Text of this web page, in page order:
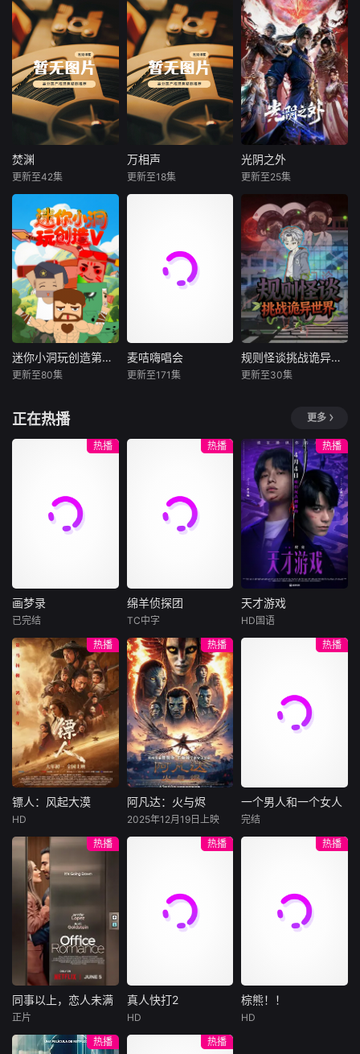
守纪的好
动物，奔赴
奇妙萌可第7季
豆苗与白熊吞吞、
水獭蛋挞开启极地
探险，广袤冰原上
发生诸多温暖治愈
的小故事。调皮企
鹅切尔西一路尾随
小队，常抱着大雪
球偷袭，上演轻松
搞笑的追逐闹剧。
小队在化解恶作
剧、应对突发困境
只有我能用召唤术
焚渊
万年前深渊裂隙现
世，渊兽祸乱苍
生，道祖舍身封印
乱世，留存焚渊诀
守护世间安宁。岁
月流转封印日渐松
动，凶残渊兽频频
现身，信奉深渊的
渊教暗中作乱，妄
图冲破禁锢重启浩
劫。身负宿命的裴
仇与救世之路。身
怀玄阴体的炼丹师
柳烟，与他从交易
手历练，共习绝世
功法，并肩对抗邪
恶势力，以少年之
焚渊
更新至42集
万相声
万相茶馆的说书先
生，而其另一个身
份，是天界指派维
日常中擦出种种火
花。
万相声
更新至18集
光阴之外
天地是万物众生的
客舍，光阴是古往
今来的过客。苍天
残面张开诡异之
眼，所视之处生灵
涂炭，化为永恒的
禁区。末世之中，
因果随行，死地后
生。
光阴之外
更新至25集
迷你小洞玩创造第五季
重新来到新关卡，
这一次，大家遇到
的挑战更多，碰到
迷你小洞玩创造第五季
更新至80集
麦咭嗨唱会
以生动演绎、趣味
足的视听盛宴，不
仅传递快乐能量，
更致力于孵化孩子
真在歌声中碰撞出
奇妙火
麦咭嗨唱会
更新至171集
规则怪谈挑战诡异世界 规则怪谈挑战诡异世界
更新至30集
正在热播 更多
热播
画梦录
林柏叡
民国的上海滩，身
怀绝技的孤女画师
许雁真，意外与身
陷危局的融汇银行
总账姜心羽产生交
集。姜心羽遭人陷
害，只得与许雁真
结盟，彼时银行欲
将国宝名画低价卖
给外国人，许雁真
仿造名画、偷天换
日。几经波折，两
人联手在各方势力
的夹缝间巧妙周
旋，共历险阻，破
解重重困境。
画梦录
已完结
热播
绵羊侦探团
尼可拉斯·博朗
尼古拉斯·加利齐纳
牧羊人乔治
（休·杰克曼饰）最
爱给羊群读侦探小
说，没想到自己有
一天会离奇死亡。
他留下的3000万
巨额遗产，让每个
人貌似都有犯罪动
机。警察毫无头绪
“不务正业”迈出牧
绵羊侦探团
TC中字
热播
天才游戏
饰），被偏执富家
公子陈伦（丁禹兮
饰）选中，被迫踏
表、神秘女友全部
备齐，在陈伦的精
瞬间拥有顶配人
天才游戏
HD国语
热播
镖人：风起大漠
于适
大漠之上，镖人、
官府、西域五大家
族等多方势力盘根
错节、暗潮涌动。
“天字第二号逃犯”
刀马接下特殊押镖
任务，和同伴一起
从西域护镖远赴长
安。不料，他们的
护送对象竟是“天字
郎……天下熙熙皆
镖人：风起大漠
HD
热播
阿凡达：火与烬
与奈蒂莉一家的命
运起伏，在前作的
情感余波之上，深
连的情感纽带的历
程，从而将故事推
维度。此外，潘多
阿凡达：火与烬
2025年12月19日上映
热播
一个男人和一个女人
饰）飞机同时落
地，入住同一家酒
店，成为一墙之隔
陷入的困境，健
康、家庭、婚姻、
一个男人和一个女人
完结
热播
同事以上，恋人未满
布雷特·戈德斯坦
同事以上，恋人未满
正片
热播
真人快打2
真人快打2
HD
热播
棕熊！！
棕熊！！
HD
热播
热播